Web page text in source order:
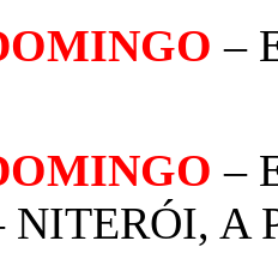
–
–
A